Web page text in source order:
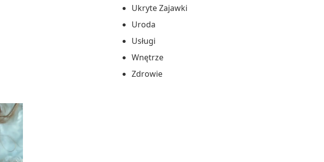
Ukryte Zajawki
Uroda
Usługi
Wnętrze
Zdrowie